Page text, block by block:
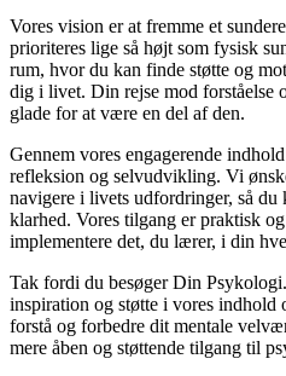
Vores vision er at fremme et
prioriteres lige så højt som fysisk
rum, hvor du kan finde støtte og
dig i livet. Din rejse mod forståelse
glade for at være en del af den.
Gennem vores engagerende
refleksion og selvudvikling. Vi
navigere i livets udfordringer, så du
klarhed. Vores tilgang er praktisk
implementere det, du lærer, i din
Tak fordi du besøger Din
inspiration og støtte i vores indhold
forstå og forbedre dit mentale
mere åben og støttende tilgang til